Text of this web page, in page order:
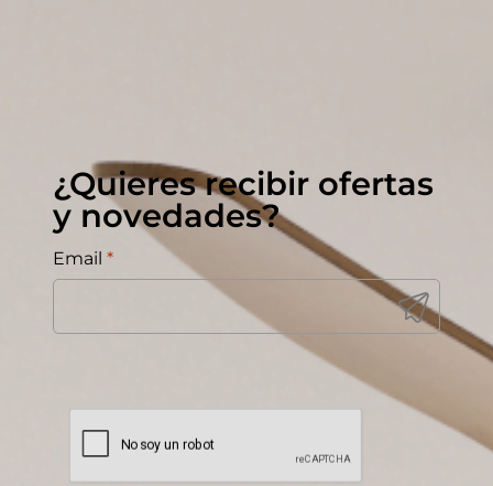
¿Quieres recibir ofertas
y novedades?
Email *